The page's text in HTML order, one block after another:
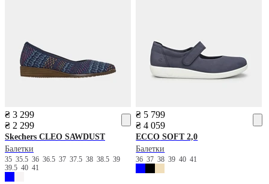
₴ 3 299
₴ 2 299
Skechers CLEO SAWDUST
Балетки
35 35.5 36 36.5 37 37.5 38 38.5 39
39.5 40 41
₴ 5 799
₴ 4 059
ECCO SOFT 2,0
Балетки
363738394041